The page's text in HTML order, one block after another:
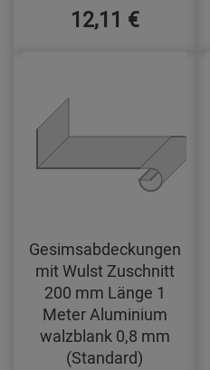
12,11 €
Gesimsabdeckungen
mit Wulst Zuschnitt
200 mm Länge 1
Meter Aluminium
walzblank 0,8 mm
(Standard)